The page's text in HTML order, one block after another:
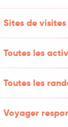
Sites de visites
Toutes les
Toutes les
Voyager